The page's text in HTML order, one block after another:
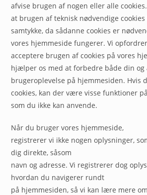
afvise brugen af nogen eller alle
at brugen af teknisk nødvendige
samtykke, da sådanne cookies er
vores hjemmeside fungerer. Vi
acceptere brugen af cookies på vores
hjælper os med at forbedre både din og
brugeroplevelse på hjemmesiden. Hvis
cookies, kan der være visse funktioner
som du ikke kan anvende.
Når du bruger vores hjemmeside,
registrerer vi ikke nogen oplysninger,
dig direkte, såsom
navn og adresse. Vi registrerer dog
hvordan du navigerer rundt
på hjemmesiden, så vi kan lære mere